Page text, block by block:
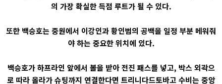
의 가장 확실한 득점 루트가 될 수 있다.
또한 백승호는 중원에서 이강인과 황인범의 공백을 일정 부분 메워줘
야 하는 중요한 위치에 있다.
백승호가 하프라인 앞에서 볼을 받아 전진 패스를 넣고, 박스 외곽으
로 따라 올라가 슈팅까지 연결한다면 트리니다드토바고 수비는 중앙